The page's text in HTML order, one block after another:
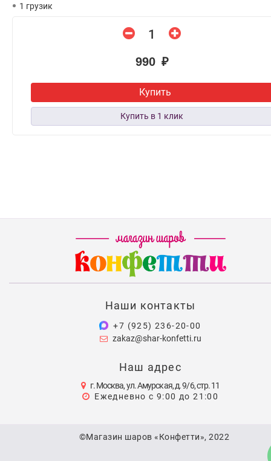
1 грузик
990 ₽
Купить
Наши контакты
+7 (925) 236-20-00
zakaz@shar-konfetti.ru
Наш адрес
г. Москва, ул. Амурская, д. 9/6, стр. 11
Ежедневно с 9:00 до 21:00
©Магазин шаров «Конфетти», 2022